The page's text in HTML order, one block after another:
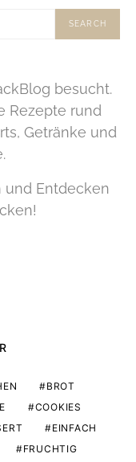
SEARCH
besucht.
Rezepte rund
Getränke und
und Entdecken
BROT
COOKIES
EINFACH
FRUCHTIG